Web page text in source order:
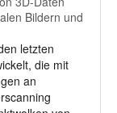
Bildern und
letzten
die mit
an